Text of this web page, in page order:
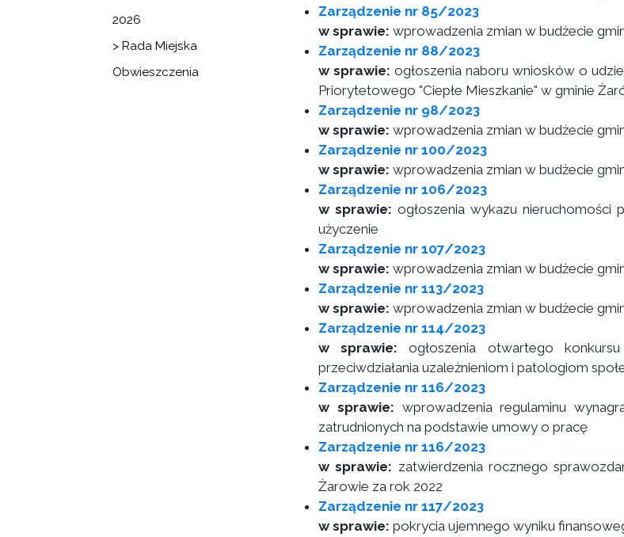
2026
> Rada Miejska
Obwieszczenia
Zarządzenie nr 85/2023
w sprawie: wprowadzenia zmian w budżecie
Zarządzenie nr 88/2023
w sprawie: ogłoszenia naboru wniosków o
Priorytetowego "Ciepłe Mieszkanie" w gminie
Zarządzenie nr 98/2023
w sprawie: wprowadzenia zmian w budżecie
Zarządzenie nr 100/2023
w sprawie: wprowadzenia zmian w budżecie
Zarządzenie nr 106/2023
w sprawie: ogłoszenia wykazu nieruchomości
użyczenie
Zarządzenie nr 107/2023
w sprawie: wprowadzenia zmian w budżecie
Zarządzenie nr 113/2023
w sprawie: wprowadzenia zmian w budżecie
Zarządzenie nr 114/2023
w sprawie:ogłoszenia otwartego
przeciwdziałania uzależnieniom i patologiom
Zarządzenie nr 116/2023
w sprawie: wprowadzenia regulaminu
zatrudnionych na podstawie umowy o pracę
Zarządzenie nr 116/2023
w sprawie: zatwierdzenia rocznego
Żarowie za rok 2022
Zarządzenie nr 117/2023
w sprawie: pokrycia ujemnego wyniku